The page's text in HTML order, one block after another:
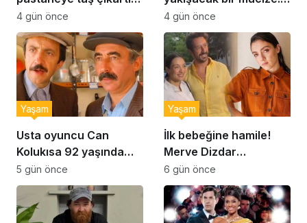
Şekerpare tarifi
4 gün önce
Brownie tadında ıslak
kurabiye tarifi…
4 gün önce
Usta oyuncu Can
Kolukısa 92 yaşında
hayatını kaybetti
Yaşam
5 gün önce
İlk bebeğine hamile!
Merve Dizdar
sessizliğini bozdu: ‘İsim
bulmak çok zor’
Yaşam
6 gün önce